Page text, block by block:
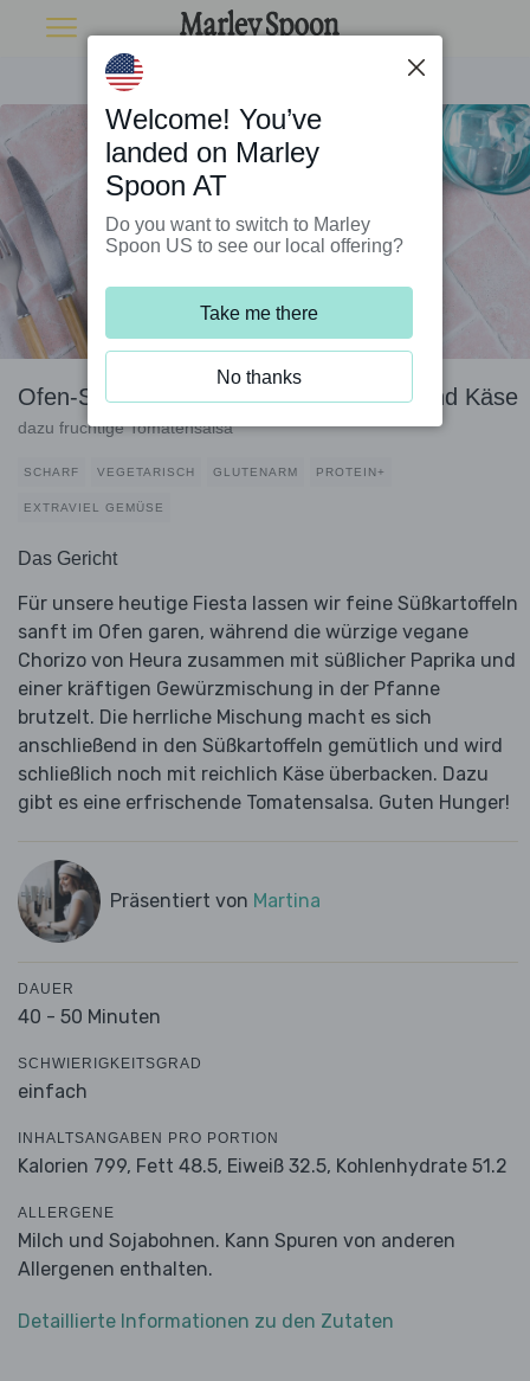
Ofen-Süßkartoffel mit Veggie-Chorizo und Käse
dazu fruchtige Tomatensalsa
SCHARF VEGETARISCH GLUTENARM PROTEIN+
EXTRAVIEL GEMÜSE
Das Gericht
Für unsere heutige Fiesta lassen wir feine Süßkartoffeln
sanft im Ofen garen, während die würzige vegane
Chorizo von Heura zusammen mit süßlicher Paprika und
einer kräftigen Gewürzmischung in der Pfanne
brutzelt. Die herrliche Mischung macht es sich
anschließend in den Süßkartoffeln gemütlich und wird
schließlich noch mit reichlich Käse überbacken. Dazu
gibt es eine erfrischende Tomatensalsa. Guten Hunger!
Präsentiert von Martina
DAUER
40 - 50 Minuten
SCHWIERIGKEITSGRAD
einfach
INHALTSANGABEN PRO PORTION
Kalorien 799, Fett 48.5, Eiweiß 32.5, Kohlenhydrate 51.2
ALLERGENE
Milch und Sojabohnen. Kann Spuren von anderen
Allergenen enthalten.
Detaillierte Informationen zu den Zutaten
Welcome! You’ve
landed on Marley
Spoon AT
Do you want to switch to Marley
Spoon US to see our local offering?
Take me there
No thanks